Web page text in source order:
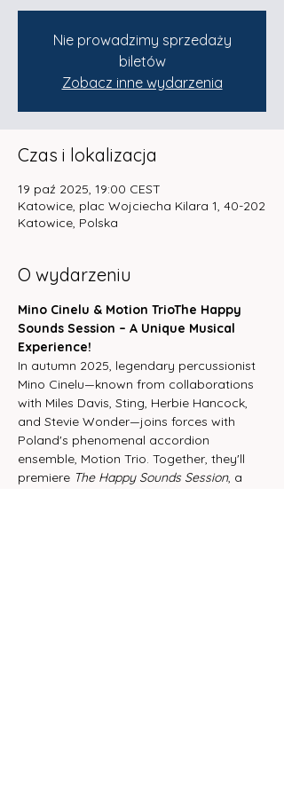
Nie prowadzimy sprzedaży
biletów
Zobacz inne wydarzenia
Czas i lokalizacja
19 paź 2025, 19:00 CEST
Katowice, plac Wojciecha Kilara 1, 40-202
Katowice, Polska
O wydarzeniu
Mino Cinelu & Motion TrioThe Happy
Sounds Session – A Unique Musical
Experience!
In autumn 2025, legendary percussionist
Mino Cinelu—known from collaborations
with Miles Davis, Sting, Herbie Hancock,
and Stevie Wonder—joins forces with
Poland's phenomenal accordion
ensemble, Motion Trio. Together, they'll
premiere The Happy Sounds Session, a